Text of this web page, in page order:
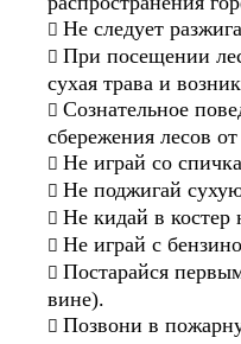
 Не следует
 При посещении
сухая трава и
 Сознательное
сбережения лесов
 Не играй со
 Не поджигай
 Не кидай в костер
 Не играй с
 Постарайся
вине).
 Позвони в